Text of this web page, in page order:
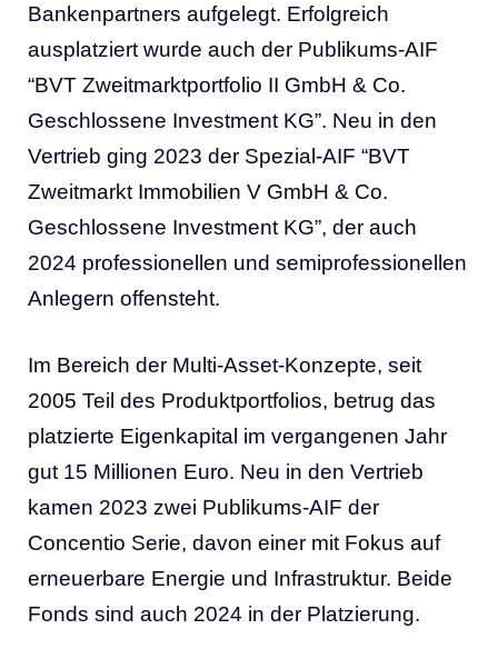
Bankenpartners aufgelegt. Erfolgreich
ausplatziert wurde auch der Publikums-AIF
“BVT Zweitmarktportfolio II GmbH & Co.
Geschlossene Investment KG”. Neu in den
Vertrieb ging 2023 der Spezial-AIF “BVT
Zweitmarkt Immobilien V GmbH & Co.
Geschlossene Investment KG”, der auch
2024 professionellen und semiprofessionellen
Anlegern offensteht.
Im Bereich der Multi-Asset-Konzepte, seit
2005 Teil des Produktportfolios, betrug das
platzierte Eigenkapital im vergangenen Jahr
gut 15 Millionen Euro. Neu in den Vertrieb
kamen 2023 zwei Publikums-AIF der
Concentio Serie, davon einer mit Fokus auf
erneuerbare Energie und Infrastruktur. Beide
Fonds sind auch 2024 in der Platzierung.